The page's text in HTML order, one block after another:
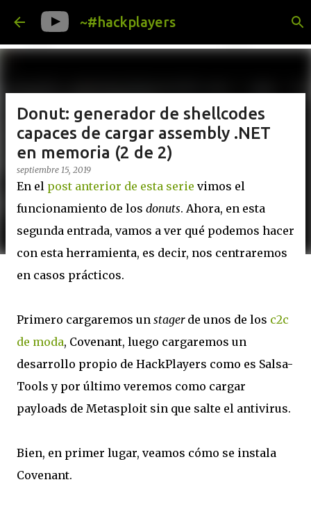
Ir al contenido principal
~#hackplayers
Donut: generador de shellcodes
capaces de cargar assembly .NET
en memoria (2 de 2)
septiembre 15, 2019
En el post anterior de esta serie vimos el
funcionamiento de los donuts. Ahora, en esta
segunda entrada, vamos a ver qué podemos hacer
con esta herramienta, es decir, nos centraremos
en casos prácticos.
Primero cargaremos un stagerde unos de los c2c
de moda, Covenant, luego cargaremos un
desarrollo propio de HackPlayers como es Salsa-
Tools y por último veremos como cargar
payloads de Metasploit sin que salte el antivirus.
Bien, en primer lugar, veamos cómo se instala
Covenant.